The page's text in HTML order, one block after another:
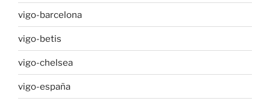
vigo-barcelona
vigo-betis
vigo-chelsea
vigo-españa